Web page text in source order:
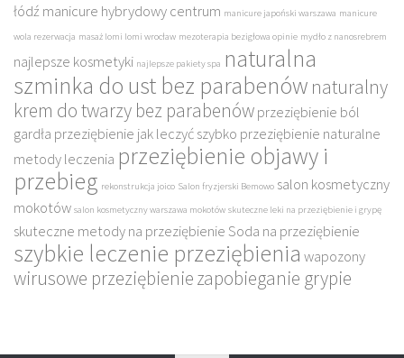
łódź manicure hybrydowy centrum manicure japoński warszawa manicure
wola rezerwacja masaż lomi lomi wrocław mezoterapia bezigłowa opinie mydło z nanosrebrem
najlepsze kosmetyki najlepsze pakiety spa naturalna
szminka do ust bez parabenów naturalny
krem do twarzy bez parabenówprzeziębienie ból
gardła przeziębienie jak leczyć szybko przeziębienie naturalne
metody leczenia przeziębienie objawy i
przebieg rekonstrukcja joico Salon fryzjerski Bemowo salon kosmetyczny
mokotów salon kosmetyczny warszawa mokotów skuteczne leki na przeziębienie i grypę
skuteczne metody na przeziębienieSoda na przeziębienie
szybkie leczenie przeziębienia wapozony
wirusowe przeziębieniezapobieganie grypie